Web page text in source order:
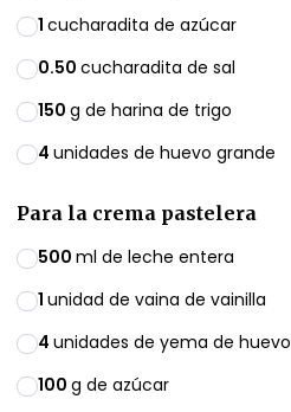
1 cucharadita de azúcar
0.50 cucharadita de sal
150 g de harina de trigo
4 unidades de huevo grande
Para la crema pastelera
500 ml de leche entera
1 unidad de vaina de vainilla
4 unidades de yema de huevo
100 g de azúcar